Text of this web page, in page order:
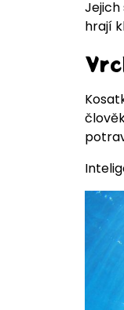
Jejich
hrají